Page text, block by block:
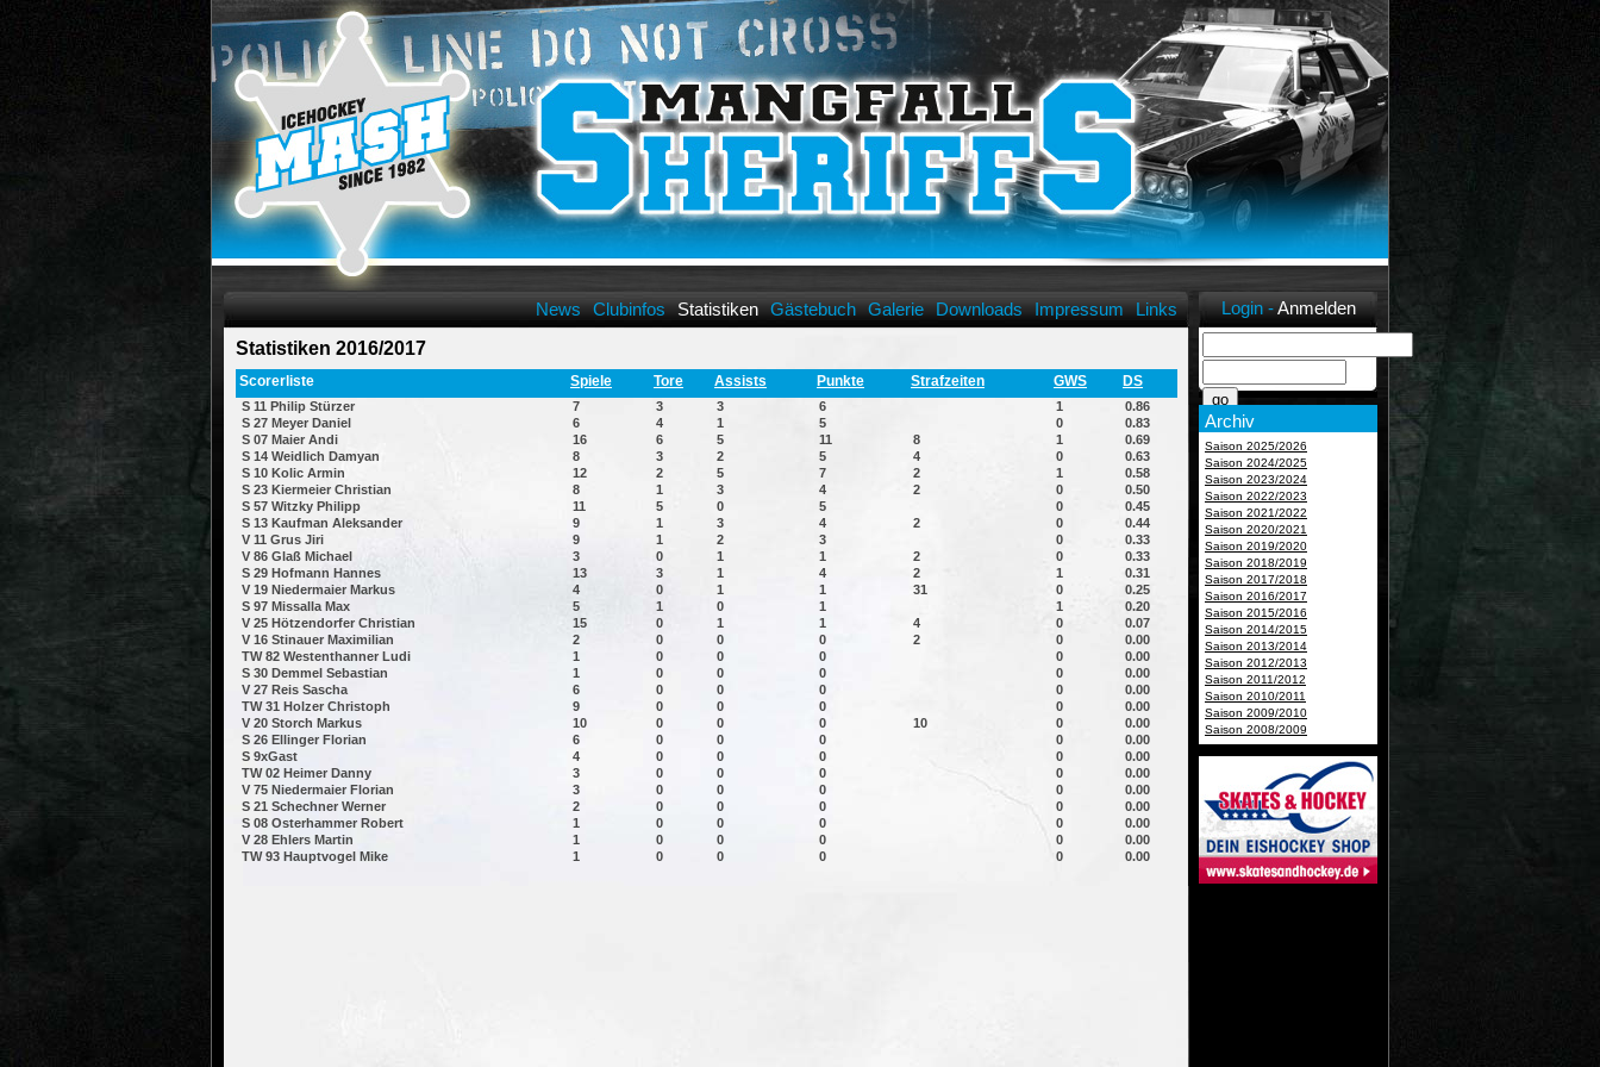
News Clubinfos Statistiken Gästebuch Galerie Downloads Impressum Links
Statistiken 2016/2017
Scorerliste Spiele Tore Assists Punkte Strafzeiten GWS DS
S 11 Philip Stürzer 7 3 3 6 1
0.86
S 27 Meyer Daniel
6 4 1 5 0
0.83
S 07 Maier Andi
16 6 5 11 8 1
0.69
S 14 Weidlich Damyan
8 3 2 5 4 0
0.63
S 10 Kolic Armin
12 2 5 7 2 1
0.58
S 23 Kiermeier Christian
8 1 3 4 2 0
0.50
S 57 Witzky Philipp
11 5 0 5 0
0.45
S 13 Kaufman Aleksander
9 1 3 4 2 0
0.44
V 11 Grus Jiri
9 1 2 3 0
0.33
V 86 Glaß Michael
3 0 1 1 2 0
0.33
S 29 Hofmann Hannes
13 3 1 4 2 1
0.31
V 19 Niedermaier Markus
4 0 1 1 31 0
0.25
S 97 Missalla Max
5 1 0 1 1
0.20
V 25 Hötzendorfer Christian
15 0 1 1 4 0
0.07
V 16 Stinauer Maximilian
2 0 0 0 2 0
0.00
TW 82 Westenthanner Ludi
1 0 0 0 0
0.00
S 30 Demmel Sebastian
1 0 0 0 0
0.00
V 27 Reis Sascha
6 0 0 0 0
0.00
TW 31 Holzer Christoph
9 0 0 0 0
0.00
V 20 Storch Markus
10 0 0 0 10 0
0.00
S 26 Ellinger Florian
6 0 0 0 0
0.00
S 9xGast
4 0 0 0 0
0.00
TW 02 Heimer Danny
3 0 0 0 0
0.00
V 75 Niedermaier Florian
3 0 0 0 0
0.00
S 21 Schechner Werner
2 0 0 0 0
0.00
S 08 Osterhammer Robert
1 0 0 0 0
0.00
V 28 Ehlers Martin
1 0 0 0 0
0.00
TW 93 Hauptvogel Mike
1 0 0 0 0 0.00
Login -Anmelden
Archiv
Saison 2025/2026
Saison 2024/2025
Saison 2023/2024
Saison 2022/2023
Saison 2021/2022
Saison 2020/2021
Saison 2019/2020
Saison 2018/2019
Saison 2017/2018
Saison 2016/2017
Saison 2015/2016
Saison 2014/2015
Saison 2013/2014
Saison 2012/2013
Saison 2011/2012
Saison 2010/2011
Saison 2009/2010
Saison 2008/2009